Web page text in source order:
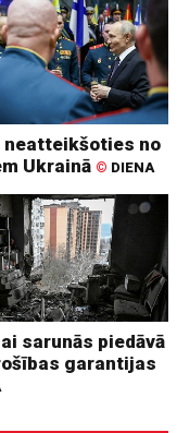
neatteikšoties no
Ukrainā © DIENA
sarunās piedāvā
garantijas